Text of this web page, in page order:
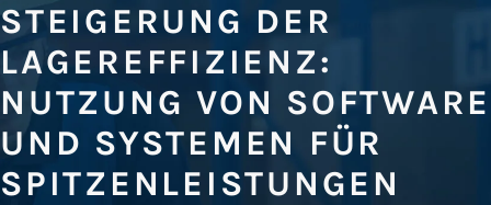
STEIGERUNG DER
LAGEREFFIZIENZ:
NUTZUNG VON SOFTWARE
UND SYSTEMEN FÜR
SPITZENLEISTUNGEN